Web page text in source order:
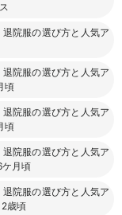
院服の選び方と人気ア
院服の選び方と人気ア
頃
院服の選び方と人気ア
頃
院服の選び方と人気ア
月頃
院服の選び方と人気ア
歳頃